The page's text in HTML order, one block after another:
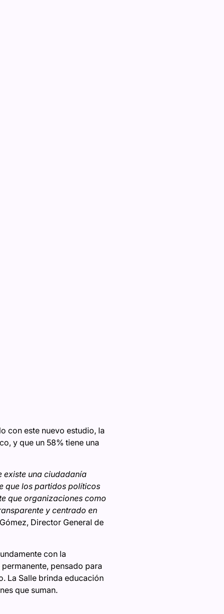
con este nuevo estudio, la
y que un 58% tiene una
existe una ciudadanía
que los partidos políticos
que organizaciones como
y centrado en
Director General de
con la
pensado para
La Salle brinda educación
que suman.